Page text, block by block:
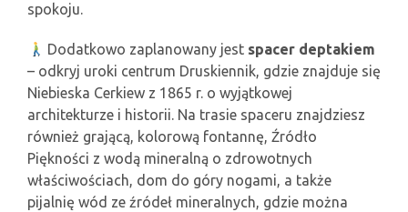
spokoju.
Dodatkowo zaplanowany jest spacer deptakiem
– odkryj uroki centrum Druskiennik, gdzie znajduje się
Niebieska Cerkiew z 1865 r. o wyjątkowej
architekturze i historii. Na trasie spaceru znajdziesz
również grającą, kolorową fontannę, Źródło
Piękności z wodą mineralną o zdrowotnych
właściwościach, dom do góry nogami, a także
pijalnię wód ze źródeł mineralnych, gdzie można